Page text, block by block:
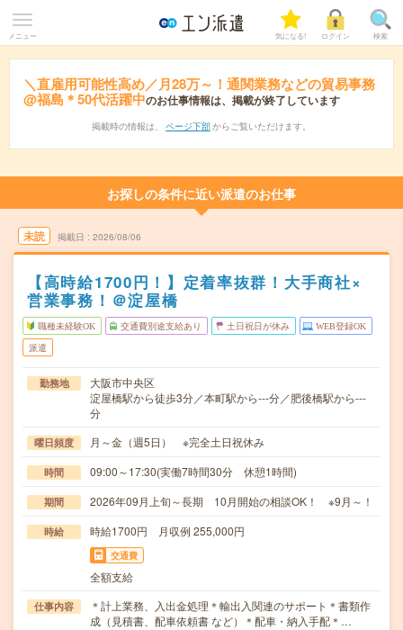
メニュー 気になる! ログイン 検索
＼直雇用可能性高め／月28万～！通関業務などの貿易事務
@福島＊50代活躍中のお仕事情報は、掲載が終了しています
掲載時の情報は、 ページ下部 からご覧いただけます。
お探しの条件に近い派遣のお仕事
未読 掲載日 2026/08/06
【高時給1700円！】定着率抜群！大手商社×
営業事務！＠淀屋橋
職種未経験OK 交通費別途支給あり 土日祝日が休み WEB登録OK
派遣
勤務地
大阪市中央区
淀屋橋駅から徒歩3分／本町駅から---分／肥後橋駅から---
分
曜日頻度 月～金（週5日） ※完全土日祝休み
時間 09:00～17:30(実働7時間30分 休憩1時間)
期間 2026年09月上旬～長期 10月開始の相談OK！ ※9月～！
時給 時給1700円 月収例 255,000円
交通費
全額支給
仕事内容
＊計上業務、入出金処理＊輸出入関連のサポート＊書類作
成（見積書、配車依頼書 など）＊配車・納入手配＊…